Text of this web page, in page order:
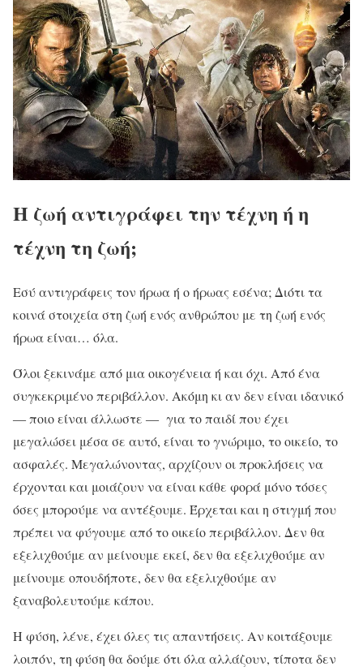
Η ζωή αντιγράφει την τέχνη ή η
τέχνη τη ζωή;
Εσύ αντιγράφεις τον ήρωα ή ο ήρωας εσένα; Διότι τα
κοινά στοιχεία στη ζωή ενός ανθρώπου με τη ζωή ενός
ήρωα είναι… όλα.
Όλοι ξεκινάμε από μια οικογένεια ή και όχι. Από ένα
συγκεκριμένο περιβάλλον. Ακόμη κι αν δεν είναι ιδανικό
― ποιο είναι άλλωστε ― για το παιδί που έχει
μεγαλώσει μέσα σε αυτό, είναι το γνώριμο, το οικείο, το
ασφαλές. Μεγαλώνοντας, αρχίζουν οι προκλήσεις να
έρχονται και μοιάζουν να είναι κάθε φορά μόνο τόσες
όσες μπορούμε να αντέξουμε. Έρχεται και η στιγμή που
πρέπει να φύγουμε από το οικείο περιβάλλον. Δεν θα
εξελιχθούμε αν μείνουμε εκεί, δεν θα εξελιχθούμε αν
μείνουμε οπουδήποτε, δεν θα εξελιχθούμε αν
ξαναβολευτούμε κάπου.
Η φύση, λένε, έχει όλες τις απαντήσεις. Αν κοιτάξουμε
λοιπόν, τη φύση θα δούμε ότι όλα αλλάζουν, τίποτα δεν